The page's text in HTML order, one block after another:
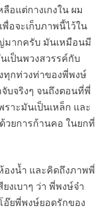
อแต่กางเกงใน ผม
พื่อจะเก็บภาพนี้ไว้ใน
มากครับ มันเหมือนมี
เป็นพวงสวรรค์กับ
ทุกท่วงท่าของพี่พงษ์
บจริงๆ จนถึงตอนที่พี่
าะมันเป็นเหล็ก และ
ยการก้านคอ ในยกที่
องน้ำ และคิดถึงภาพพี่
งเบาๆ ว่า พี่พงษ์จ๋า
ยพี่พงษ์ยอดรักของ